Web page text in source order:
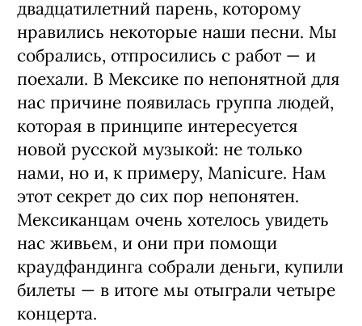
двадцатилетний парень, которому
нравились некоторые наши песни. Мы
собрались, отпросились с работ — и
поехали. В Мексике по непонятной для
нас причине появилась группа людей,
которая в принципе интересуется
новой русской музыкой: не только
нами, но и, к примеру, Manicure. Нам
этот секрет до сих пор непонятен.
Мексиканцам очень хотелось увидеть
нас живьем, и они при помощи
краудфандинга собрали деньги, купили
билеты — в итоге мы отыграли четыре
концерта.